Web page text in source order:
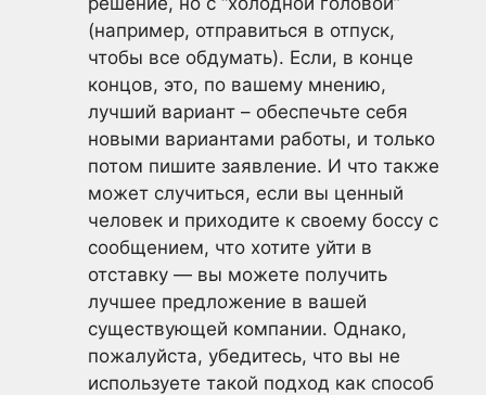
(например, отправиться в отпуск,
чтобы все обдумать). Если, в конце
концов, это, по вашему мнению,
лучший вариант – обеспечьте себя
новыми вариантами работы, и только
потом пишите заявление. И что также
может случиться, если вы ценный
человек и приходите к своему боссу с
сообщением, что хотите уйти в
отставку — вы можете получить
лучшее предложение в вашей
существующей компании. Однако,
пожалуйста, убедитесь, что вы не
используете такой подход как способ